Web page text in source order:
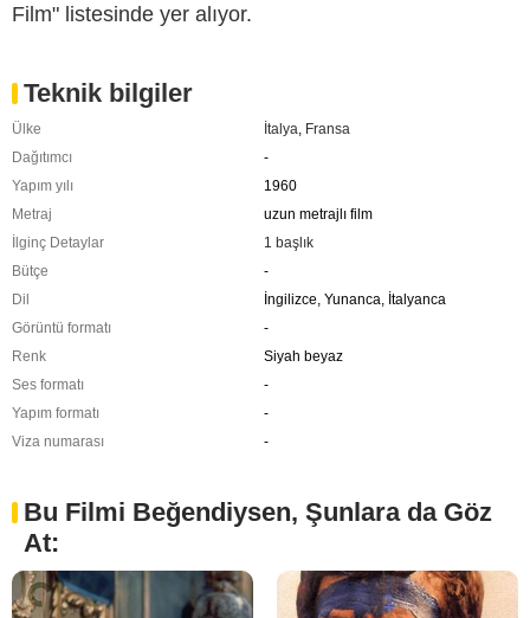
Film" listesinde yer alıyor.
Teknik bilgiler
Ülke İtalya, Fransa
Dağıtımcı
-
Yapım yılı
1960
Metraj
uzun metrajlı film
İlginç Detaylar
1 başlık
Bütçe
-
Dil
İngilizce, Yunanca, İtalyanca
Görüntü formatı
-
Renk
Siyah beyaz
Ses formatı
-
Yapım formatı
-
Viza numarası
-
Bu Filmi Beğendiysen, Şunlara da Göz
At: